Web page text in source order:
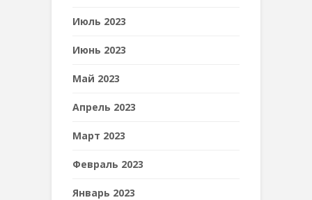
Июль 2023
Июнь 2023
Май 2023
Апрель 2023
Март 2023
Февраль 2023
Январь 2023